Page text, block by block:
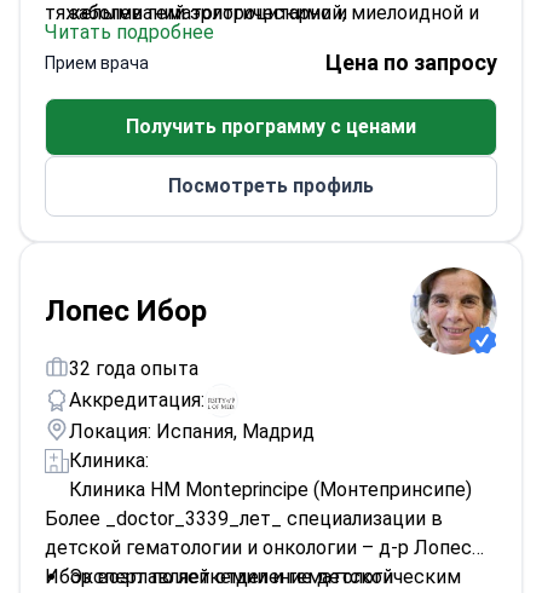
тяжелыми гематологическими и
онкологическими заболеваниями у детей.
заболеваний эритроцитарной, миелоидной и
лимфоидной систем
Возглавляет два фонда, направленных на
улучшение качества жизни детей во время
лечения
Член престижных международных обществ
гематологии и детской онкологии
Читать подробнее
Прием врача Цена по запросу
Получить программу с ценами
Посмотреть профиль
Лопес Ибор
32 года опыта
Аккредитация:
Локация: Испания, Мадрид
Клиника:
Клиника HM Monteprincipe (Монтепринсипе)
Более _doctor_3339_лет_ специализации в
детской гематологии и онкологии – д-р Лопес
Ибор возглавляет отделение детской
Эксперт по лейкемии и гематологическим